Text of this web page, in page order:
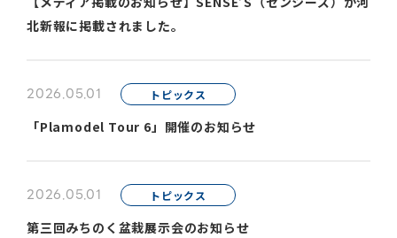
北新報に掲載されました。
2026.05.01 トピックス
「Plamodel Tour 6」開催のお知らせ
2026.05.01 トピックス
第三回みちのく盆栽展示会のお知らせ